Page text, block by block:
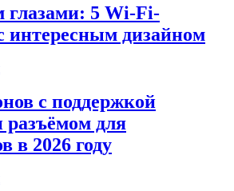
глазами: 5 Wi-Fi-
интересным дизайном
с поддержкой
разъёмом для
в 2026 году